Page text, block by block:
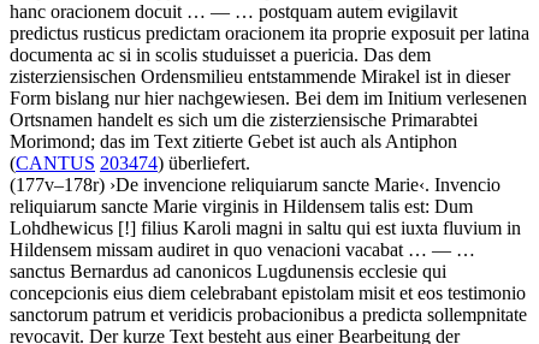
hanc oracionem docuit … — … postquam autem evigilavit
predictus rusticus predictam oracionem ita proprie exposuit per latina
documenta ac si in scolis studuisset a puericia. Das dem
zisterziensischen Ordensmilieu entstammende Mirakel ist in dieser
Form bislang nur hier nachgewiesen. Bei dem im Initium verlesenen
Ortsnamen handelt es sich um die zisterziensische Primarabtei
Morimond; das im Text zitierte Gebet ist auch als Antiphon
(CANTUS 203474) überliefert.
(177v–178r) ›De invencione reliquiarum sancte Marie‹. Invencio
reliquiarum sancte Marie virginis in Hildensem talis est: Dum
Lohdhewicus [!] filius Karoli magni in saltu qui est iuxta fluvium in
Hildensem missam audiret in quo venacioni vacabat … — …
sanctus Bernardus ad canonicos Lugdunensis ecclesie qui
concepcionis eius diem celebrabant epistolam misit et eos testimonio
sanctorum patrum et veridicis probacionibus a predicta sollempnitate
revocavit. Der kurze Text besteht aus einer Bearbeitung der